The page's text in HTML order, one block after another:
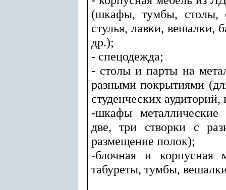
(шкафы, тумбы, столы,
стулья, лавки, вешалки,
др.);
- спецодежда;
- столы и парты на
разными покрытиями
студенческих аудиторий,
-шкафы металлические
две, три створки с
размещение полок);
-блочная и корпусная
табуреты, тумбы,